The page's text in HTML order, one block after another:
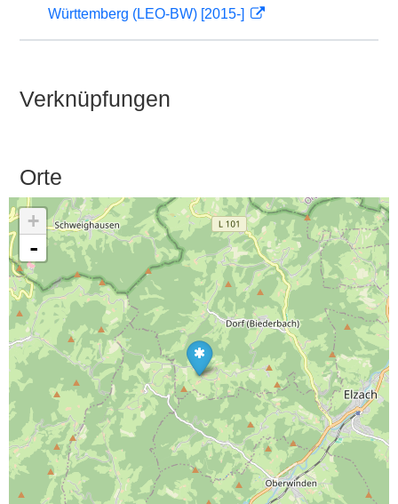
Württemberg (LEO-BW) [2015-]
Verknüpfungen
Orte
+
-